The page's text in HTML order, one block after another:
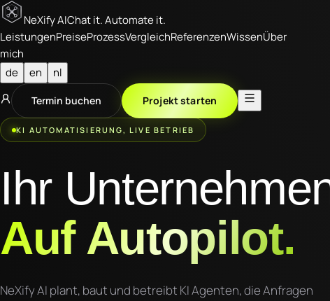
NeXifyAIChat it. Automate it.
LeistungenPreiseProzessVergleichReferenzenWissenÜber
mich
de
en nl
Termin buchen Projekt starten
KI AUTOMATISIERUNG, LIVE BETRIEB
Ihr
Auf Autopilot.
NeXify AI plant, baut und betreibt KI Agenten, die Anfragen